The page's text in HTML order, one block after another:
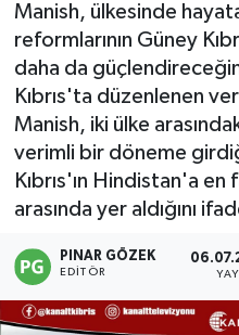
Manish, ülkesinde
reformlarının Güney
daha da
Kıbrıs'ta düzenlenen
Manish, iki ülke
verimli bir döneme
Kıbrıs'ın Hindistan'a en
arasında yer aldığını
PINAR GÖZEK
EDITÖR